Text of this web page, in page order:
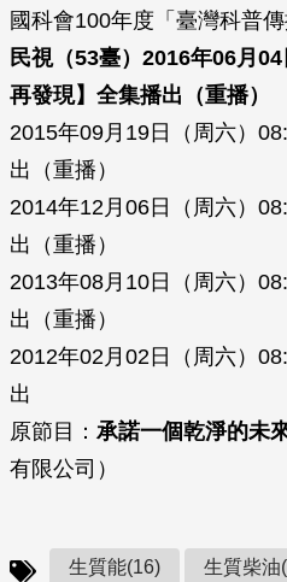
國科會100年度「臺灣科普
民視（53臺）2016年06月
再發現】全集播出（重播）
2015年09月19日（周六）
出（重播）
2014年12月06日（周六）
出（重播）
2013年08月10日（周六）
出（重播）
2012年02月02日（周六）
出
原節目： 承諾一個乾淨的未
有限公司）
生質能(16) 生質柴油